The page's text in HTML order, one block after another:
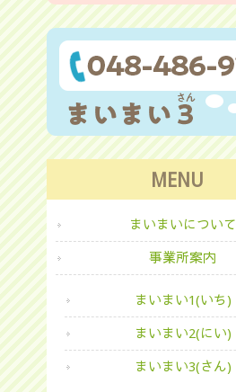
MENU
まいまいについて
事業所案内
まいまい1(いち)
まいまい2(にい)
まいまい3(さん)